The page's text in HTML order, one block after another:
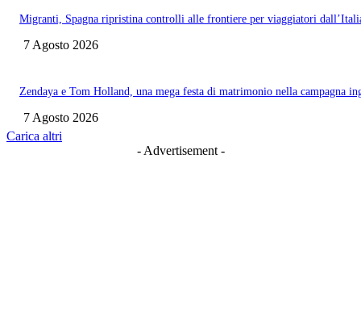
Migranti, Spagna ripristina controlli alle frontiere per viaggiatori
7 Agosto 2026
Zendaya e Tom Holland, una mega festa di matrimonio nella campagna
7 Agosto 2026
Carica altri
- Advertisement -